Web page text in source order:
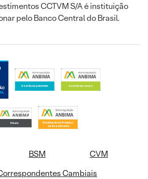
CCTVM S/A é instituição
pelo Banco Central do Brasil.
BSM
CVM
Cambiais